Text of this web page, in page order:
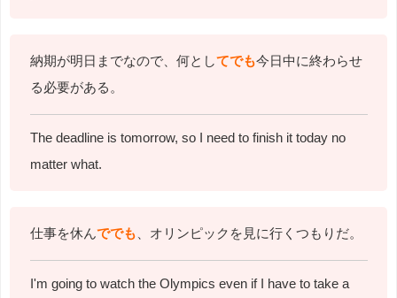
納期が明日までなので、何としてでも今日中に終わらせ
る必要がある。
The deadline is tomorrow, so I need to finish it today no
matter what.
仕事を休んででも 、オリンピックを見に行くつもりだ。
I'm going to watch the Olympics even if I have to take a